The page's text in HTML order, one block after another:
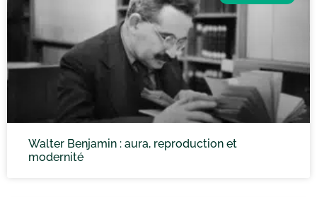
Walter Benjamin : aura, reproduction et
modernité